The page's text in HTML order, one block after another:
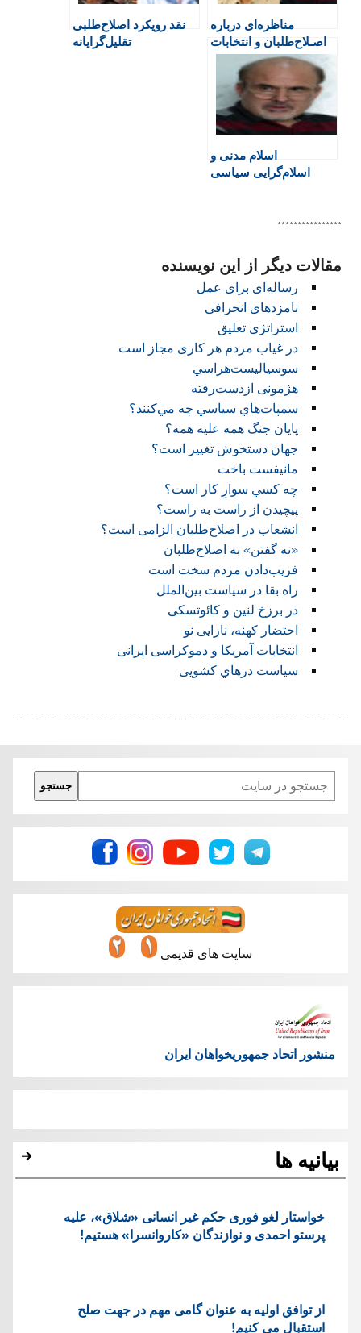
n
e
n
مناظره‌ای درباره
اصـلاح‌طلبان و انتخابات
۱۳۹۸
نقد رویکرد اصلاح‌طلبی
تقلیل‌‌گرایانه
اسلام ‌مدنی و
اسلام‌گرایی ‌سیاسی
****************
مقالات دیگر از این نویسنده
رساله‌ای برای عمل
نامزدهای انحرافی
‌استراتژی تعلیق
در غیاب مردم هر کاری مجاز است
سوسيالیست‌هراسي
هژمونی از‌دست‌رفته
سمپات‌هاي سياسي چه مي‌كنند؟
پایان جنگ همه علیه همه؟
جهان دستخوش تغییر است؟
مانيفست باخت
چه كسي سوارِ كار است؟
پیچیدن از راست به راست؟
انشعاب در اصلاح‌طلبان الزامی است؟
«نه گفتن» به اصلاح‌طلبان
فريب‌دادن مردم سخت است
راه بقا در سياست بين‌الملل
در برزخ لنین و کائوتسکی
احتضار کهنه‌، نازایی نو
انتخابات آمریکا و دموکراسی ایرانی
سياست درهاي کشویی
Search
جستجو
سایت های قدیمی
منشور اتحاد جمهوریخواهان ایران
بیانیه ها
خواستار لغو فوری حکم غیر انسانی «شلاق»، علیه
پرستو احمدی و نوازندگان «کاروانسرا» هستیم!
از توافق اولیه به عنوان گامی مهم در جهت صلح
استقبال می کنیم!